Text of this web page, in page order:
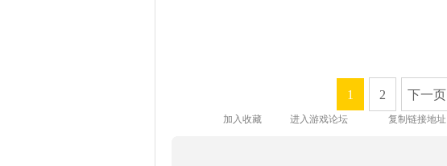
1 2 下一页
加入收藏 进入游戏论坛 复制链接地址